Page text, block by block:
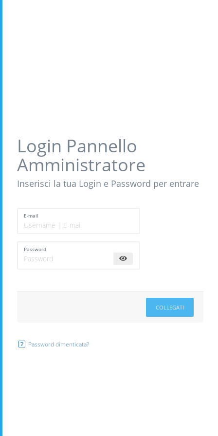
Login Pannello
Amministratore
Inserisci la tua Login e Password per entrare
E-mail
Password
COLLEGATI
Password dimenticata?